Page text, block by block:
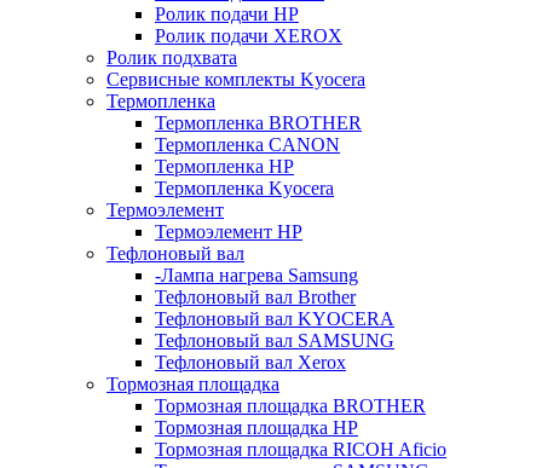
Ролик подачи HP
Ролик подачи XEROX
Ролик подхвата
Сервисные комплекты Kyocera
Термопленка
Термопленка BROTHER
Термопленка CANON
Термопленка HP
Термопленка Kyocera
Термоэлемент
Термоэлемент НР
Тефлоновый вал
-Лампа нагрева Samsung
Тефлоновый вал Brother
Тефлоновый вал KYOCERA
Тефлоновый вал SAMSUNG
Тефлоновый вал Xerox
Тормозная площадка
Тормозная площадка BROTHER
Тормозная площадка HP
Тормозная площадка RICOH Aficio